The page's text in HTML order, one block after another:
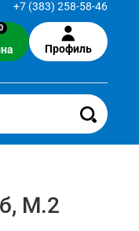
+7 (383) 258-58-46
Профиль
M.2